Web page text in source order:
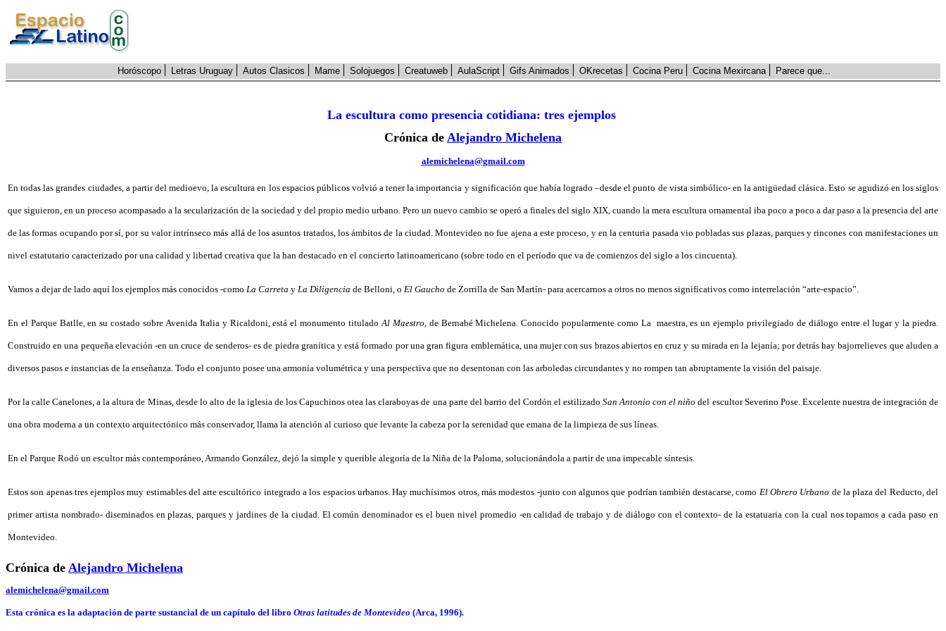
Horóscopo Letras Uruguay Autos Clasicos Mame Solojuegos Creatuweb AulaScript Gifs Animados OKrecetas Cocina Peru Cocina Mexircana Parece que...
La escultura como presencia cotidiana: tres ejemplos
Crónica de Alejandro Michelena
alemichelena@gmail.com
En todas las grandes ciudades, a partir del medioevo, la escultura en los espacios públicos volvió a tener la importancia y significación que había logrado –desde el punto de vista simbólico- en la antigüedad clásica. Esto se agudizó en los siglos
que siguieron, en un proceso acompasado a la secularización de la sociedad y del propio medio urbano. Pero un nuevo cambio se operó a finales del siglo XIX, cuando la mera escultura ornamental iba poco a poco a dar paso a la presencia del arte
de las formas ocupando por sí, por su valor intrínseco más allá de los asuntos tratados, los ámbitos de la ciudad. Montevideo no fue ajena a este proceso, y en la centuria pasada vio pobladas sus plazas, parques y rincones con manifestaciones un
nivel estatutario caracterizado por una calidad y libertad creativa que la han destacado en el concierto latinoamericano (sobre todo en el período que va de comienzos del siglo a los cincuenta).
Vamos a dejar de lado aquí los ejemplos más conocidos -como La Carreta y La Diligencia de Belloni, o El Gaucho de Zorrilla de San Martín- para acercarnos a otros no menos significativos como interrelación “arte-espacio”.
En el Parque Batlle, en su costado sobre Avenida Italia y Ricaldoni, está el monumento tituladoAl Maestro, de Bernabé Michelena. Conocido popularmente como La maestra, es un ejemplo privilegiado de diálogo entre el lugar y la piedra.
Construido en una pequeña elevación -en un cruce de senderos- es de piedra granítica y está formado por una gran figura emblemática, una mujer con sus brazos abiertos en cruz y su mirada en la lejanía; por detrás hay bajorrelieves que aluden a
diversos pasos e instancias de la enseñanza. Todo el conjunto posee una armonía volumétrica y una perspectiva que no desentonan con las arboledas circundantes y no rompen tan abruptamente la visión del paisaje.
Por la calle Canelones, a la altura de Minas, desde lo alto de la iglesia de los Capuchinos otea las claraboyas de una parte del barrio del Cordón el estilizadoSan Antonio con el niño del escultor Severino Pose. Excelente nuestra de integración de
una obra moderna a un contexto arquitectónico más conservador, llama la atención al curioso que levante la cabeza por la serenidad que emana de la limpieza de sus líneas.
En el Parque Rodó un escultor más contemporáneo, Armando González, dejó la simple y querible alegoría de la Niña de la Paloma, solucionándola a partir de una impecable síntesis.
Estos son apenas tres ejemplos muy estimables del arte escultórico integrado a los espacios urbanos. Hay muchísimos otros, más modestos -junto con algunos que podrían también destacarse, como El Obrero Urbano de la plaza del Reducto, del
primer artista nombrado- diseminados en plazas, parques y jardines de la ciudad. El común denominador es el buen nivel promedio -en calidad de trabajo y de diálogo con el contexto- de la estatuaria con la cual nos topamos a cada paso en
Montevideo.
Crónica de Alejandro Michelena
alemichelena@gmail.com
Esta crónica es la adaptación de parte sustancial de un capítulo del libro Otras latitudes de Montevideo (Arca, 1996).